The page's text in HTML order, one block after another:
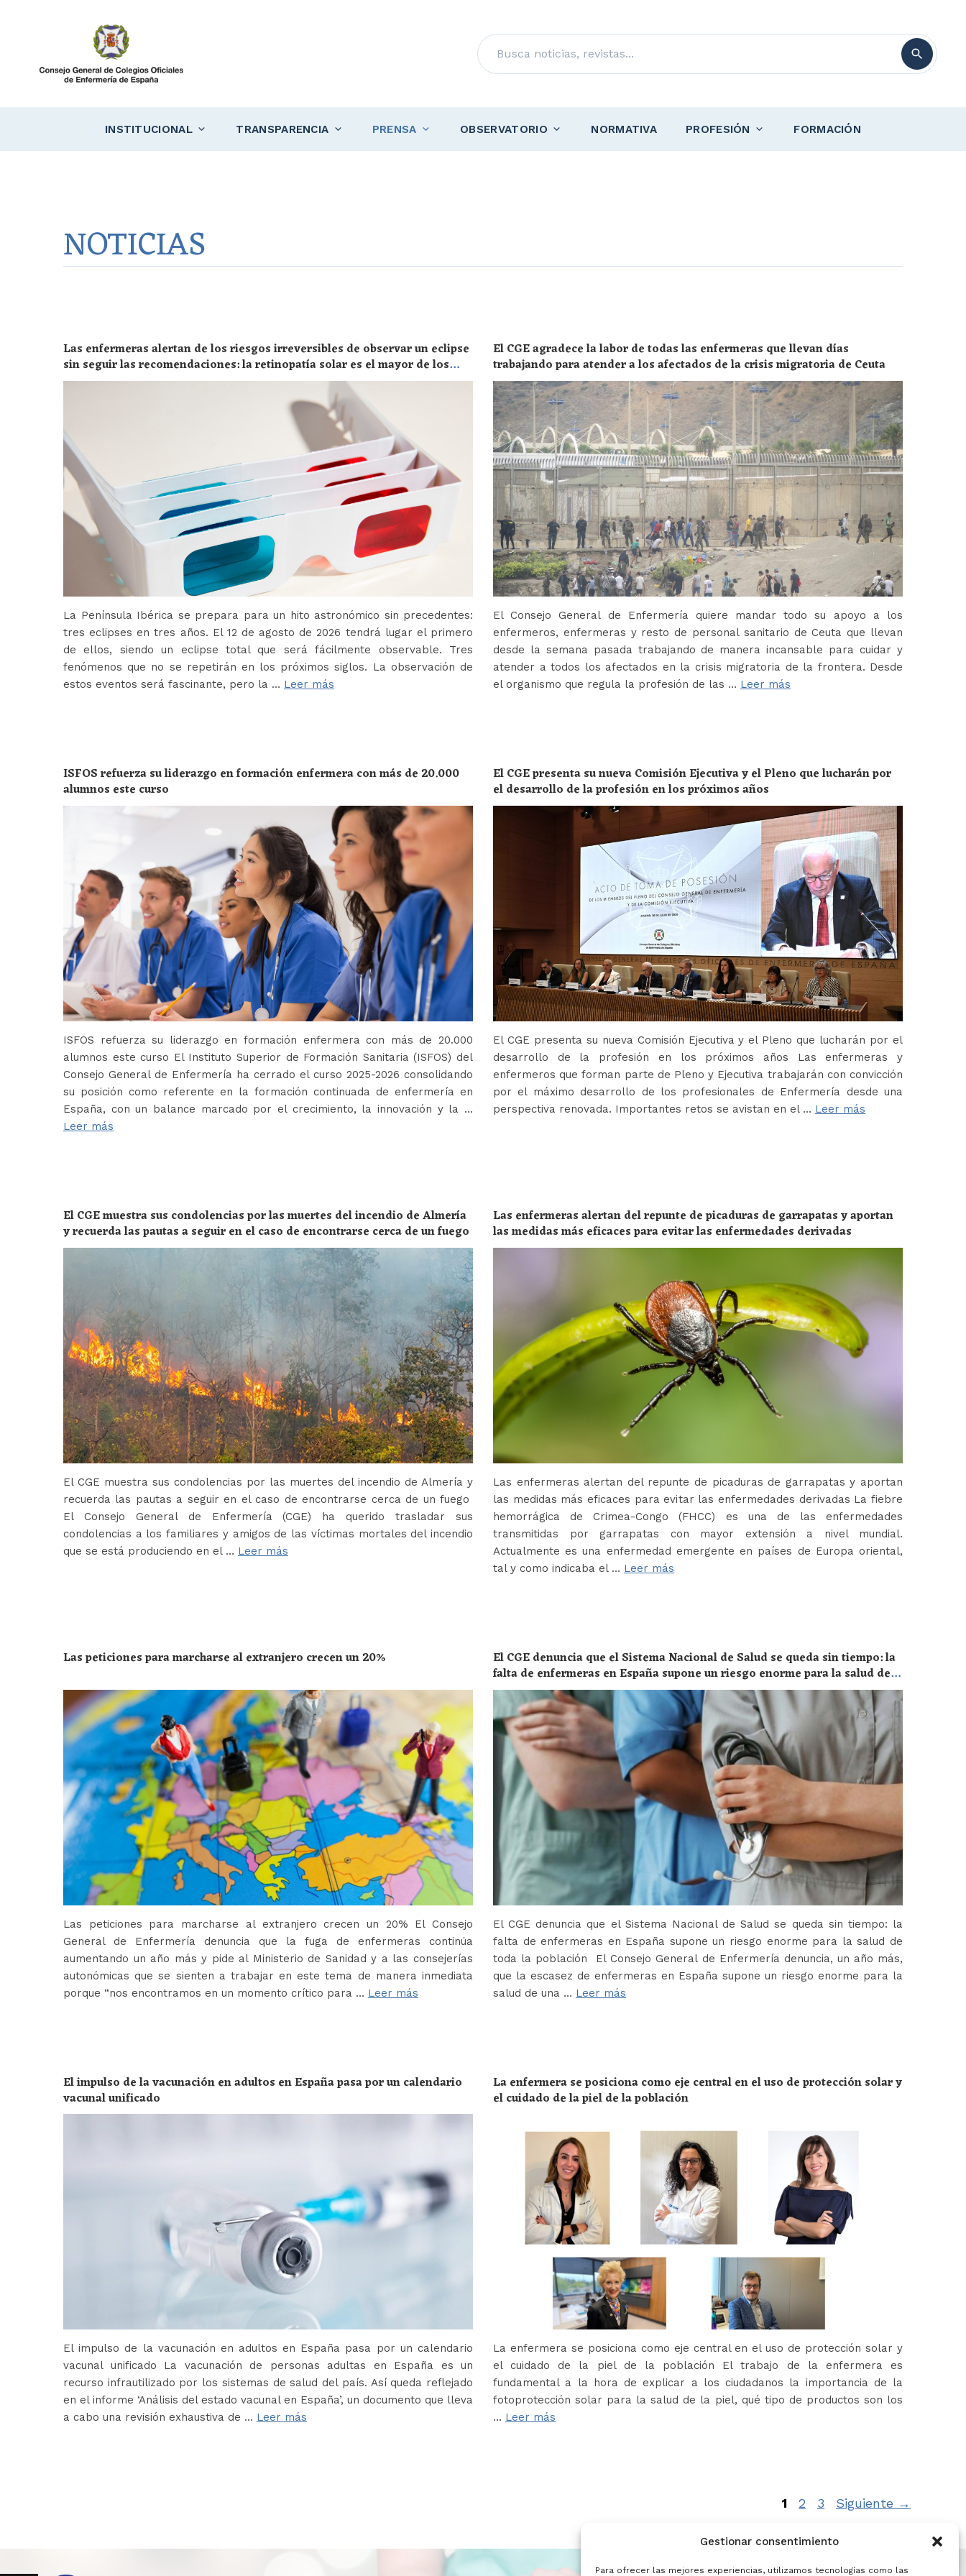
Gestionar consentimiento
Para ofrecer las mejores experiencias, utilizamos tecnologías como las
Buscar
INSTITUCIONAL TRANSPARENCIA PRENSA OBSERVATORIO NORMATIVA PROFESIÓN FORMACIÓN
NOTICIAS
Las enfermeras alertan de los riesgos irreversibles de observar un eclipse
sin seguir las recomendaciones: la retinopatía solar es el mayor de los
peligros
La Península Ibérica se prepara para un hito astronómico sin precedentes:
tres eclipses en tres años. El 12 de agosto de 2026 tendrá lugar el primero
de ellos, siendo un eclipse total que será fácilmente observable. Tres
fenómenos que no se repetirán en los próximos siglos. La observación de
estos eventos será fascinante, pero la … Leer más
El CGE agradece la labor de todas las enfermeras que llevan días
trabajando para atender a los afectados de la crisis migratoria de Ceuta
El Consejo General de Enfermería quiere mandar todo su apoyo a los
enfermeros, enfermeras y resto de personal sanitario de Ceuta que llevan
desde la semana pasada trabajando de manera incansable para cuidar y
atender a todos los afectados en la crisis migratoria de la frontera. Desde
el organismo que regula la profesión de las … Leer más
ISFOS refuerza su liderazgo en formación enfermera con más de 20.000
alumnos este curso
ISFOS refuerza su liderazgo en formación enfermera con más de 20.000
alumnos este curso El Instituto Superior de Formación Sanitaria (ISFOS) del
Consejo General de Enfermería ha cerrado el curso 2025-2026 consolidando
su posición como referente en la formación continuada de enfermería en
España, con un balance marcado por el crecimiento, la innovación y la …
Leer más
El CGE presenta su nueva Comisión Ejecutiva y el Pleno que lucharán por
el desarrollo de la profesión en los próximos años
El CGE presenta su nueva Comisión Ejecutiva y el Pleno que lucharán por el
desarrollo de la profesión en los próximos años Las enfermeras y
enfermeros que forman parte de Pleno y Ejecutiva trabajarán con convicción
por el máximo desarrollo de los profesionales de Enfermería desde una
perspectiva renovada. Importantes retos se avistan en el … Leer más
El CGE muestra sus condolencias por las muertes del incendio de Almería
y recuerda las pautas a seguir en el caso de encontrarse cerca de un fuego
El CGE muestra sus condolencias por las muertes del incendio de Almería y
recuerda las pautas a seguir en el caso de encontrarse cerca de un fuego
El Consejo General de Enfermería (CGE) ha querido trasladar sus
condolencias a los familiares y amigos de las víctimas mortales del incendio
que se está produciendo en el … Leer más
Las enfermeras alertan del repunte de picaduras de garrapatas y aportan
las medidas más eficaces para evitar las enfermedades derivadas
Las enfermeras alertan del repunte de picaduras de garrapatas y aportan
las medidas más eficaces para evitar las enfermedades derivadas La fiebre
hemorrágica de Crimea-Congo (FHCC) es una de las enfermedades
transmitidas por garrapatas con mayor extensión a nivel mundial.
Actualmente es una enfermedad emergente en países de Europa oriental,
tal y como indicaba el … Leer más
Las peticiones para marcharse al extranjero crecen un 20%
Las peticiones para marcharse al extranjero crecen un 20% El Consejo
General de Enfermería denuncia que la fuga de enfermeras continúa
aumentando un año más y pide al Ministerio de Sanidad y a las consejerías
autonómicas que se sienten a trabajar en este tema de manera inmediata
porque “nos encontramos en un momento crítico para … Leer más
El CGE denuncia que el Sistema Nacional de Salud se queda sin tiempo: la
falta de enfermeras en España supone un riesgo enorme para la salud de
toda la población
El CGE denuncia que el Sistema Nacional de Salud se queda sin tiempo: la
falta de enfermeras en España supone un riesgo enorme para la salud de
toda la población El Consejo General de Enfermería denuncia, un año más,
que la escasez de enfermeras en España supone un riesgo enorme para la
salud de una … Leer más
El impulso de la vacunación en adultos en España pasa por un calendario
vacunal unificado
El impulso de la vacunación en adultos en España pasa por un calendario
vacunal unificado La vacunación de personas adultas en España es un
recurso infrautilizado por los sistemas de salud del país. Así queda reflejado
en el informe ‘Análisis del estado vacunal en España’, un documento que lleva
a cabo una revisión exhaustiva de … Leer más
La enfermera se posiciona como eje central en el uso de protección solar y
el cuidado de la piel de la población
La enfermera se posiciona como eje central en el uso de protección solar y
el cuidado de la piel de la población El trabajo de la enfermera es
fundamental a la hora de explicar a los ciudadanos la importancia de la
fotoprotección solar para la salud de la piel, qué tipo de productos son los
… Leer más
Página
1 Página
2 Página
3 Siguiente →